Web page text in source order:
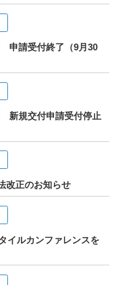
請受付終了（9月30
規交付申請受付停止
改正のお知らせ
イルカンファレンスを